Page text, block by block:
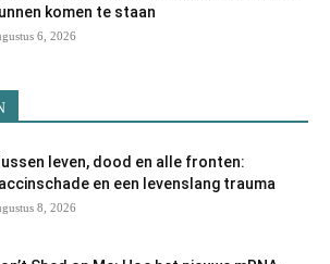
komen te staan
6, 2026
leven, dood en alle fronten:
en een levenslang trauma
8, 2026